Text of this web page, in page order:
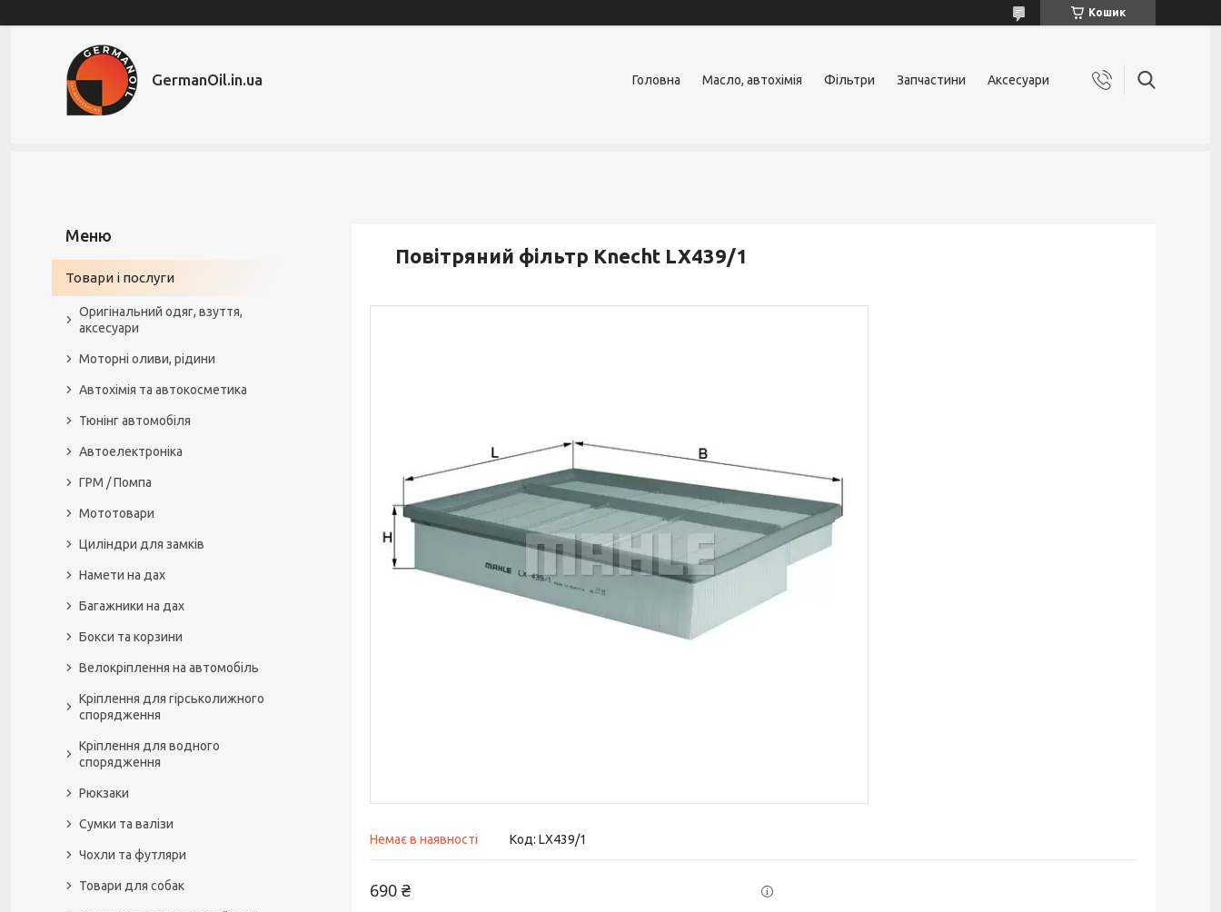
Кошик
GermanOil.in.ua Головна Масло, автохімія Фільтри Запчастини Аксесуари
Повітряний фільтр Knecht LX439/1
Немає в наявності Код: LX439/1
690 ₴
Товари і послуги
Оригінальний одяг, взуття,
аксесуари
Моторні оливи, рідини
Автохімія та автокосметика
Тюнінг автомобіля
Автоелектроніка
ГРМ / Помпа
Мототовари
Циліндри для замків
Намети на дах
Багажники на дах
Бокси та корзини
Велокріплення на автомобіль
Кріплення для гірськолижного
спорядження
Кріплення для водного
спорядження
Рюкзаки
Сумки та валізи
Чохли та футляри
Товари для собак